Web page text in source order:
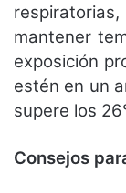
mantener
exposición
estén en un
supere los
Consejos